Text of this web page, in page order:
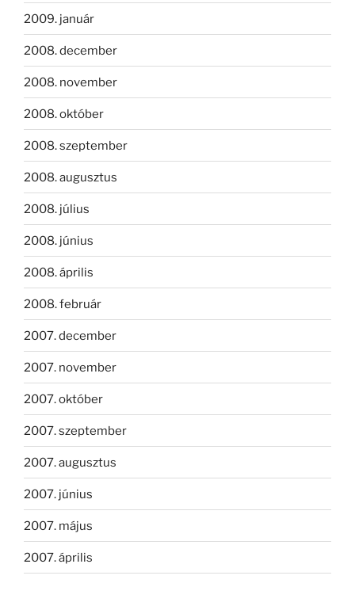
2009. január
2008. december
2008. november
2008. október
2008. szeptember
2008. augusztus
2008. július
2008. június
2008. április
2008. február
2007. december
2007. november
2007. október
2007. szeptember
2007. augusztus
2007. június
2007. május
2007. április